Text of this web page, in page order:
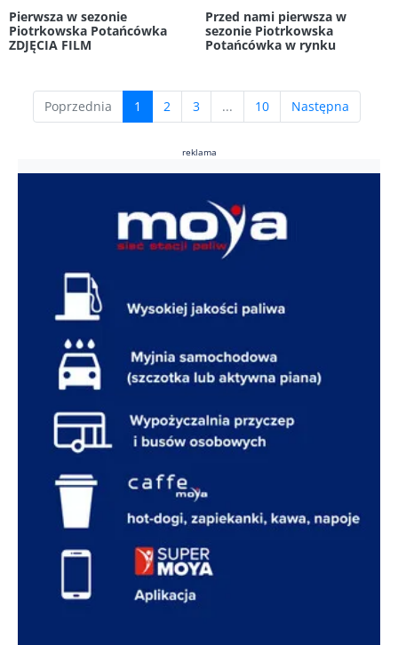
Pierwsza w sezonie
Piotrkowska Potańcówka
ZDJĘCIA FILM
Przed nami pierwsza w
sezonie Piotrkowska
Potańcówka w rynku
Poprzednia 1 (current)
2 3 ... 10 Następna
reklama